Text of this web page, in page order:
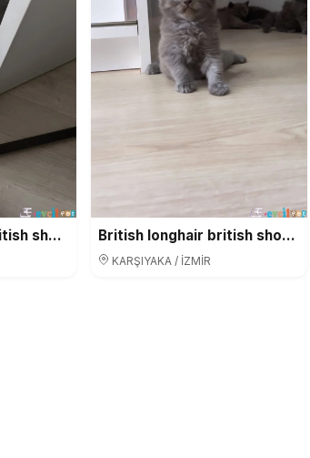
Scottish fold ve british shorthair yavrular British longhair british shorthair ve scottish fold yavrular
KARŞIYAKA / İZMİR